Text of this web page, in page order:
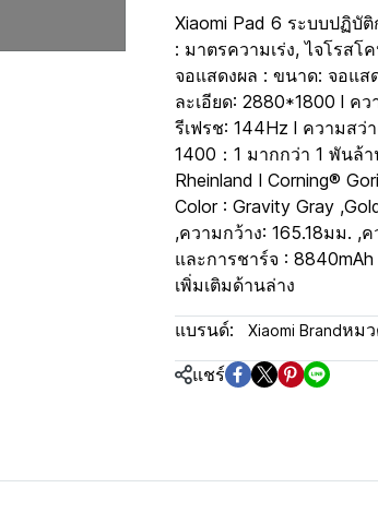
Xiaomi Pad 6 ระบบปฏิบั
: มาตรความเร่ง, ไจโรสโ
จอแสดงผล : ขนาด: จอแส
ละเอียด: 2880*1800 l ค
รีเฟรช: 144Hz l ความสว่
1400：1 มากกว่า 1 พันล้
Rheinland l Corning®
Color : Gravity Gray
,ความกว้าง: 165.18มม. ,
และการชาร์จ :
เพิ่มเติมด้านล่าง
แบรนด์: Xiaomi Brandหม
แชร์